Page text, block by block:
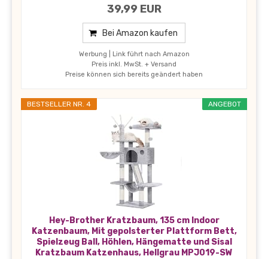
39,99 EUR
Bei Amazon kaufen
Werbung | Link führt nach Amazon
Preis inkl. MwSt. + Versand
Preise können sich bereits geändert haben
ANGEBOT
BESTSELLER NR. 4
Hey-Brother Kratzbaum, 135 cm Indoor
Katzenbaum, Mit gepolsterter Plattform Bett,
Spielzeug Ball, Höhlen, Hängematte und Sisal
Kratzbaum Katzenhaus, Hellgrau MPJ019-SW